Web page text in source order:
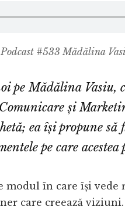
Podcast #533 Mădălina
pe Mădălina Vasiu,
și
ea își propune să
pe care acestea
modul în care își vede
care creează